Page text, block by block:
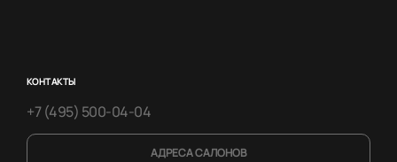
КОНТАКТЫ
+7 (495) 500-04-04
АДРЕСА САЛОНОВ